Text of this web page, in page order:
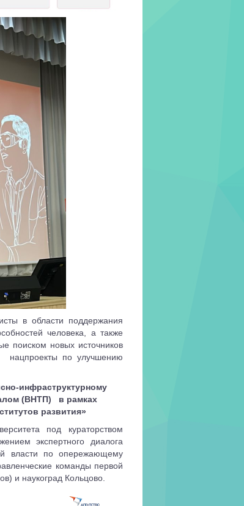
в области поддержания
человека, а также
поиском новых источников
нацпроекты по улучшению
инфраструктурному
(ВНТП)
в рамках
развития»
под кураторством
экспертного диалога
власти по опережающему
команды первой
и наукоград Кольцово.